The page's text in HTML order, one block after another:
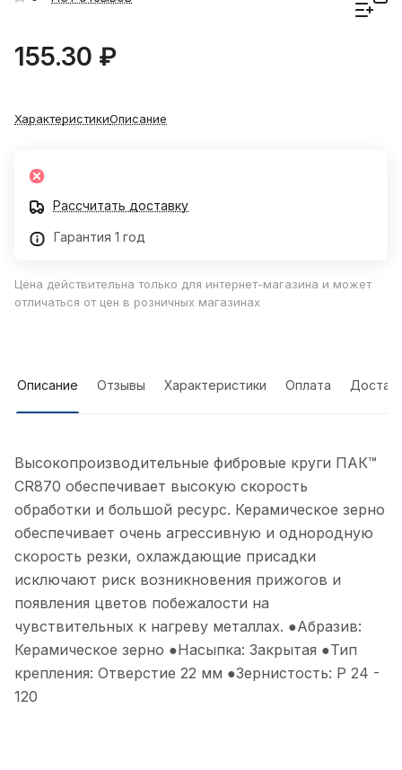
155.30 ₽
ХарактеристикиОписание
Рассчитать доставку
Гарантия 1 год
Цена действительна только для интернет-магазина и может
отличаться от цен в розничных магазинах
Описание Отзывы Характеристики Оплата
Высокопроизводительные фибровые круги ПАК™
CR870 обеспечивает высокую скорость
обработки и большой ресурс. Керамическое зерно
обеспечивает очень агрессивную и однородную
скорость резки, охлаждающие присадки
исключают риск возникновения прижогов и
появления цветов побежалости на
чувствительных к нагреву металлах. ●Абразив:
Керамическое зерно ●Насыпка: Закрытая ●Тип
крепления: Отверстие 22 мм ●Зернистость: P 24 -
120